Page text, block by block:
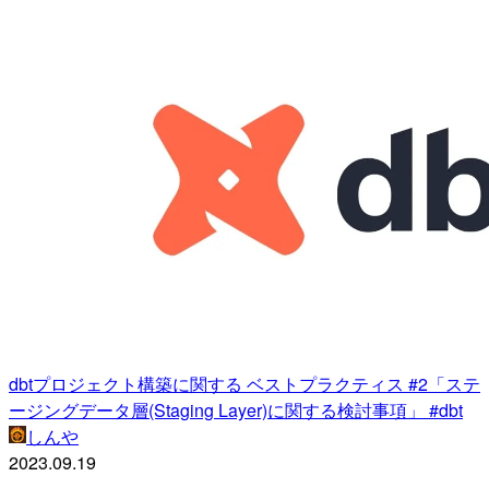
dbtプロジェクト構築に関する ベストプラクティス #2「ステ
ージングデータ層(Staging Layer)に関する検討事項」 #dbt
しんや
2023.09.19